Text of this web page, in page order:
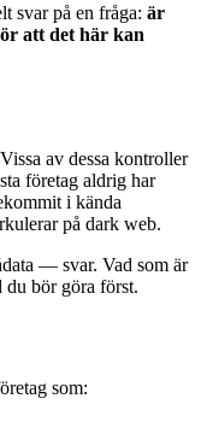
svar på en fråga: är
att det här kan
av dessa kontroller
företag aldrig har
i kända
på dark web.
— svar. Vad som är
du bör göra först.
som: